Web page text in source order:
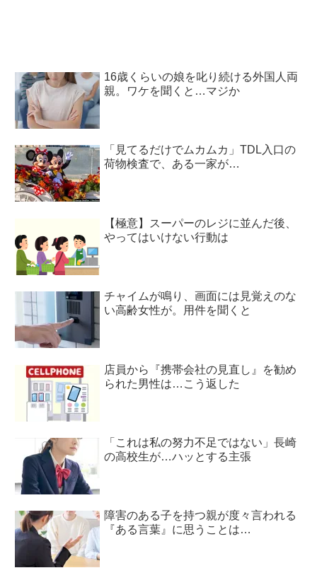
16歳くらいの娘を叱り続ける外国人両
親。ワケを聞くと…マジか
「見てるだけでムカムカ」TDL入口の
荷物検査で、ある一家が…
【極意】スーパーのレジに並んだ後、
やってはいけない行動は
チャイムが鳴り、画面には見覚えのな
い高齢女性が。用件を聞くと
店員から『携帯会社の見直し』を勧め
られた男性は…こう返した
「これは私の努力不足ではない」長崎
の高校生が…ハッとする主張
障害のある子を持つ親が度々言われる
『ある言葉』に思うことは…